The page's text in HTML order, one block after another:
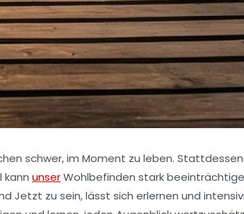
schwer, im Moment zu leben. Stattdessen
kann unserWohlbefinden stark
Jetzt zu sein, lässt sich erlernen und